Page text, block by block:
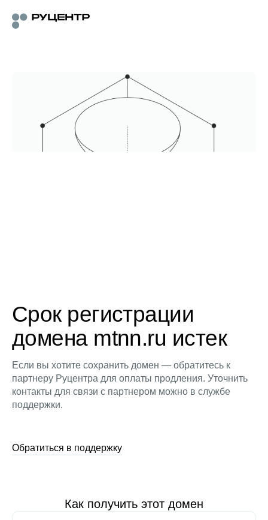
Срок регистрации
домена mtnn.ru истек
Если вы хотите сохранить домен — обратитесь к
партнеру Руцентра для оплаты продления. Уточнить
контакты для связи с партнером можно в службе
поддержки.
Обратиться в поддержку
Как получить этот домен